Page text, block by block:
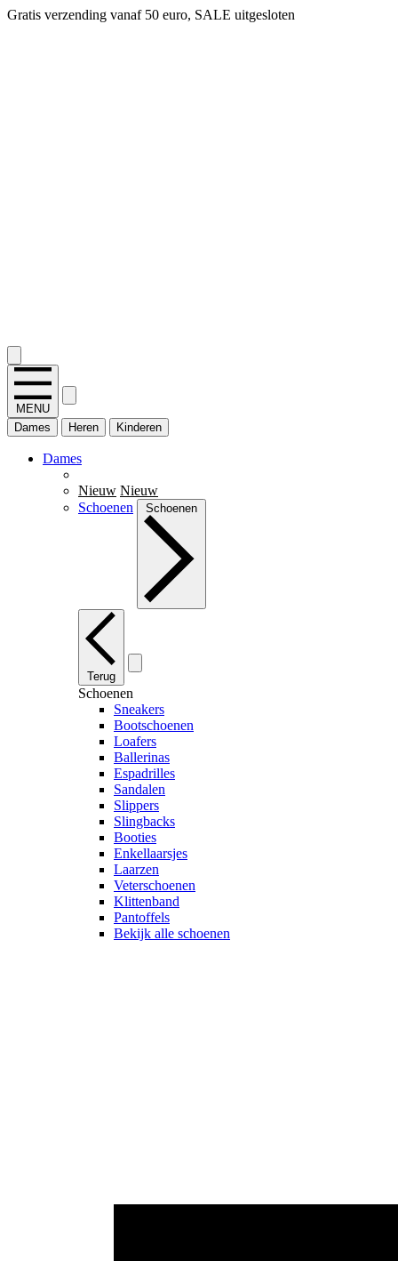
Gratis verzending vanaf 50 euro, SALE uitgesloten
MENU
Dames
Heren Kinderen
Dames
Nieuw Nieuw
Schoenen
Schoenen
Terug
Schoenen
Sneakers
Bootschoenen
Loafers
Ballerinas
Espadrilles
Sandalen
Slippers
Slingbacks
Booties
Enkellaarsjes
Laarzen
Veterschoenen
Klittenband
Pantoffels
Bekijk alle schoenen